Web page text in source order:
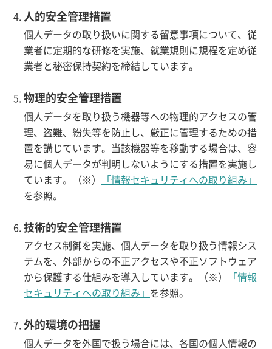
人的安全管理措置
個人データの取り扱いに関する留意事項について、従
業者に定期的な研修を実施、就業規則に規程を定め従
業者と秘密保持契約を締結しています。
物理的安全管理措置
個人データを取り扱う機器等への物理的アクセスの管
理、盗難、紛失等を防止し、厳正に管理するための措
置を講じています。当該機器等を移動する場合は、容
易に個人データが判明しないようにする措置を実施し
ています。（※）
「情報セキュリティへの取り組み」
を参照。
技術的安全管理措置
アクセス制御を実施、個人データを取り扱う情報シス
テムを、外部からの不正アクセスや不正ソフトウェア
から保護する仕組みを導入しています。（※）
「情報
セキュリティへの取り組み」 を参照。
外的環境の把握
個人データを外国で扱う場合には、各国の個人情報の